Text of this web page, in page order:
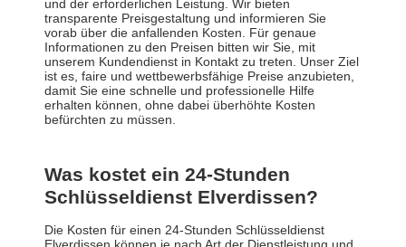
und der erforderlichen Leistung. Wir bieten
transparente Preisgestaltung und informieren Sie
vorab über die anfallenden Kosten. Für genaue
Informationen zu den Preisen bitten wir Sie, mit
unserem Kundendienst in Kontakt zu treten. Unser Ziel
ist es, faire und wettbewerbsfähige Preise anzubieten,
damit Sie eine schnelle und professionelle Hilfe
erhalten können, ohne dabei überhöhte Kosten
befürchten zu müssen.
Was kostet ein 24-Stunden
Schlüsseldienst Elverdissen?
Die Kosten für einen 24-Stunden Schlüsseldienst